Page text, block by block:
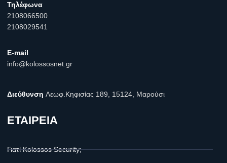
Τηλέφωνα
2108066500
2108029541
E-mail
info@kolossosnet.gr
Διεύθυνση Λεωφ.Κηφισίας 189, 15124, Μαρούσι
ΕΤΑΙΡΕΙΑ
Γιατί Kolossos Security;